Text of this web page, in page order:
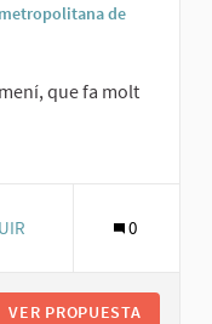
metropolitana de
que fa molt
privat
0
VER PROPUESTA